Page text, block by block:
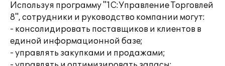
Используя программу "1С:Управление Торговлей
8", сотрудники и руководство компании могут:
- консолидировать поставщиков и клиентов в
единой информационной базе;
- управлять закупками и продажами;